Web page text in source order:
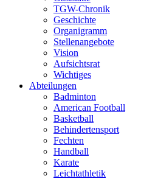
TGW-Chronik
Geschichte
Organigramm
Stellenangebote
Vision
Aufsichtsrat
Wichtiges
Abteilungen
Badminton
American Football
Basketball
Behindertensport
Fechten
Handball
Karate
Leichtathletik